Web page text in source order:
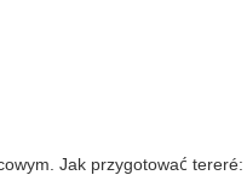
Jak przygotować tereré: